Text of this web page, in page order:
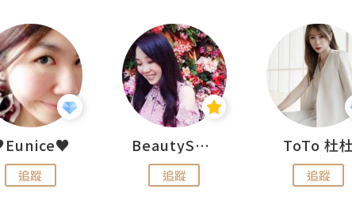
追蹤
BeautySearch
追蹤
ToTo 杜
追蹤